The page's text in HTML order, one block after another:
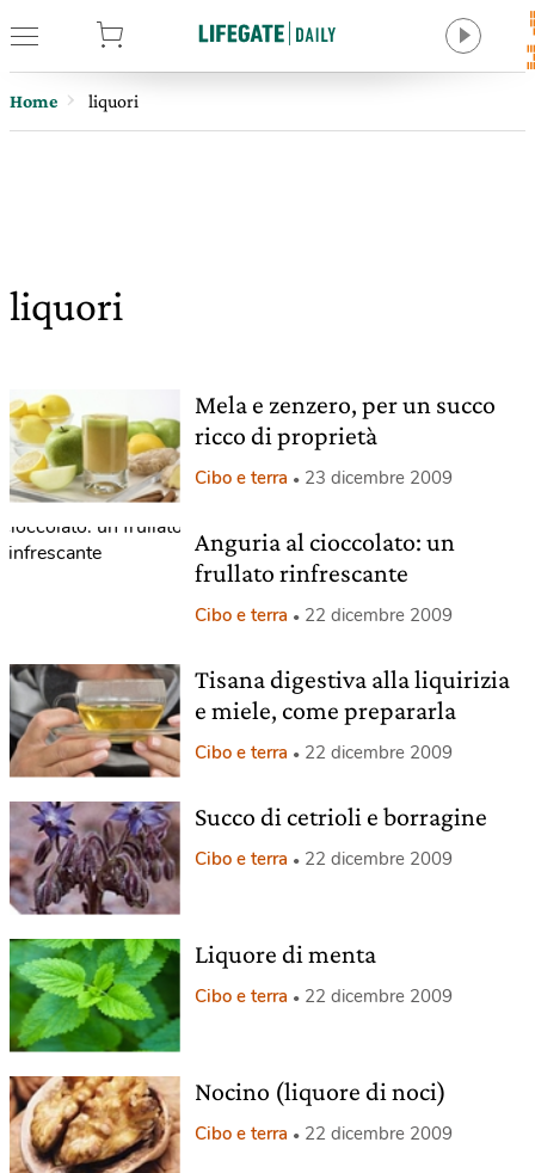
Home liquori
liquori
Mela e zenzero, per un succo
ricco di proprietà
Cibo e terra 23 dicembre 2009
Anguria al cioccolato: un
frullato rinfrescante
Cibo e terra 22 dicembre 2009
Tisana digestiva alla liquirizia
e miele, come prepararla
Cibo e terra 22 dicembre 2009
Succo di cetrioli e borragine
Cibo e terra 22 dicembre 2009
Liquore di menta
Cibo e terra 22 dicembre 2009
Nocino (liquore di noci)
Cibo e terra 22 dicembre 2009